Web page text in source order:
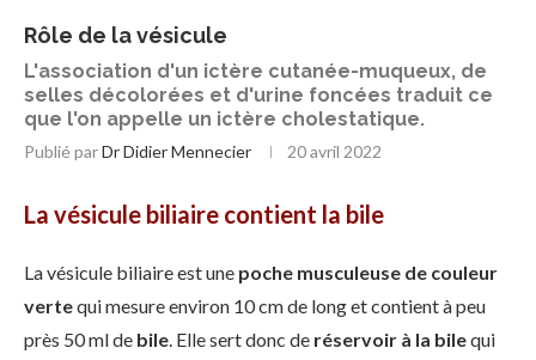
Rôle de la vésicule
L'association d'un ictère cutanée-muqueux, de
selles décolorées et d'urine foncées traduit ce
que l'on appelle un ictère cholestatique.
Publié parDr Didier Mennecier 20 avril 2022
La vésicule biliaire contient la bile
La vésicule biliaire est une poche musculeuse de couleur
vertequi mesure environ 10 cm de long et contient à peu
près 50 ml de bile. Elle sert donc de réservoir à la bilequi